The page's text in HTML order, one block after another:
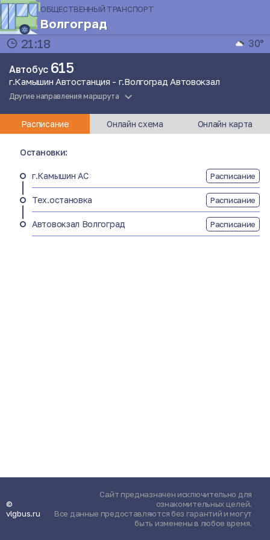
ОБЩЕСТВЕННЫЙ ТРАНСПОРТ
Волгоград
21:18
30°
Автобус 615
г.Камышин Автостанция - г.Волгоград Автовокзал
Другие направления маршрута
Расписание Онлайн схема Онлайн карта
Остановки:
г.Камышин АС Расписание
Тех.остановка Расписание
Автовокзал Волгоград Расписание
©
vlgbus.ru
Сайт предназначен исключительно для
ознакомительных целей.
Все данные предоставляются без гарантий и могут
быть изменены в любое время.